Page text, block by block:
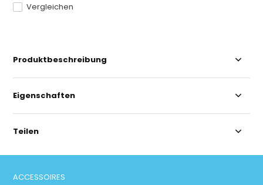
Vergleichen
Produktbeschreibung
Eigenschaften
Teilen
ACCESSOIRES